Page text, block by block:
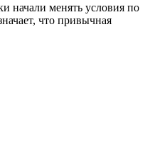
начали менять условия по
что привычная